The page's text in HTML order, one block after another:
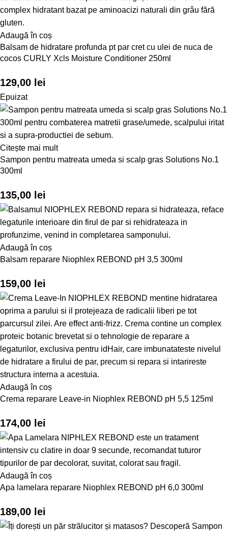
Adaugă în coș
Balsam de hidratare profunda pt par cret cu ulei de nuca de
cocos CURLY Xcls Moisture Conditioner 250ml
129,00 lei
Epuizat
Citește mai mult
Sampon pentru matreata umeda si scalp gras Solutions No.1
300ml
135,00 lei
Adaugă în coș
Balsam reparare Niophlex REBOND pH 3,5 300ml
159,00 lei
Adaugă în coș
Crema reparare Leave-in Niophlex REBOND pH 5,5 125ml
174,00 lei
Adaugă în coș
Apa lamelara reparare Niophlex REBOND pH 6,0 300ml
189,00 lei